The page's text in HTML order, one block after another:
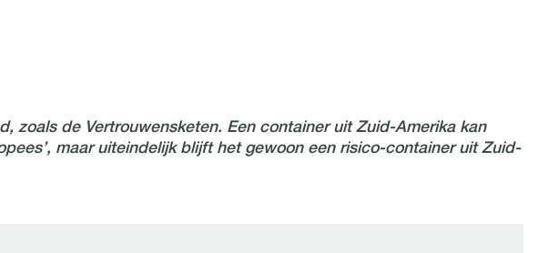
zoals de Vertrouwensketen. Een container uit Zuid-Amerika kan
maar uiteindelijk blijft het gewoon een risico-container uit Zuid-